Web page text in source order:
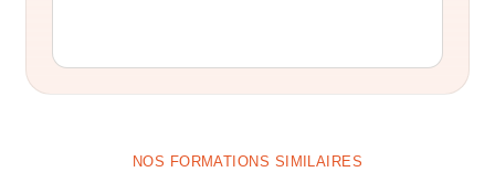
NOS FORMATIONS SIMILAIRES